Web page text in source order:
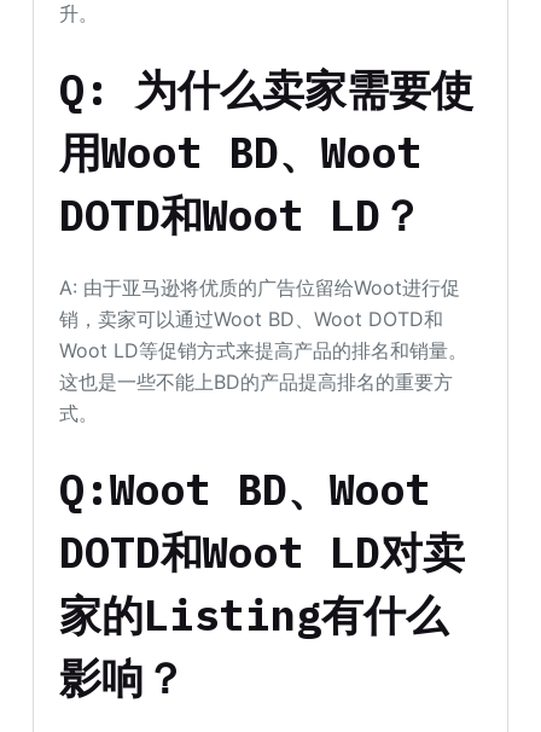
升。
Q: 为什么卖家需要使
用Woot BD、Woot
DOTD和Woot LD？
A: 由于亚马逊将优质的广告位留给Woot进行促
销，卖家可以通过Woot BD、Woot DOTD和
Woot LD等促销方式来提高产品的排名和销量。
这也是一些不能上BD的产品提高排名的重要方
式。
Q:Woot BD、Woot
DOTD和Woot LD对卖
家的Listing有什么
影响？